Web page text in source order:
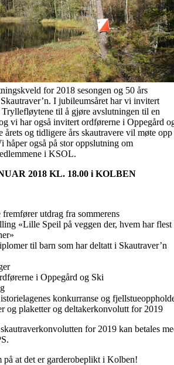
for 2018 sesongen og 50 års
I jubileumsåret har vi invitert
Tryllefløytene til å gjøre avslutningen til en
vi har også invitert ordførerne i Oppegård
årets og tidligere års skautravere vil møte opp
håper også på stor oppslutning om
i KSOL.
2018 KL. 18.00 i KOLBEN
utdrag fra sommerens
«Lille Speil på veggen der, hvem har flest
til barn som har deltatt i Skautraver’n
i Oppegård og Ski
konkurranse og
og plaketter og deltakerkonvolutt for 2019
for 2019 kan betales
at det er garderobeplikt i Kolben!